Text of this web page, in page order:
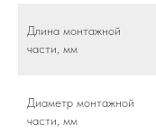
Длина монтажной
части, мм
Диаметр монтажной
части, мм